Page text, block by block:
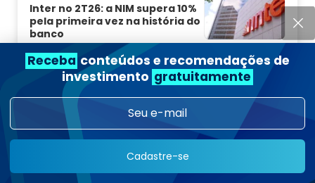
Inter no 2T26: a NIM supera 10%
pela primeira vez na história do
banco
Rafael Ragazi
06/08/2026 21:00 8 min
Ver mais
Receba conteúdos e recomendações de
investimento gratuitamente
Cadastre-se